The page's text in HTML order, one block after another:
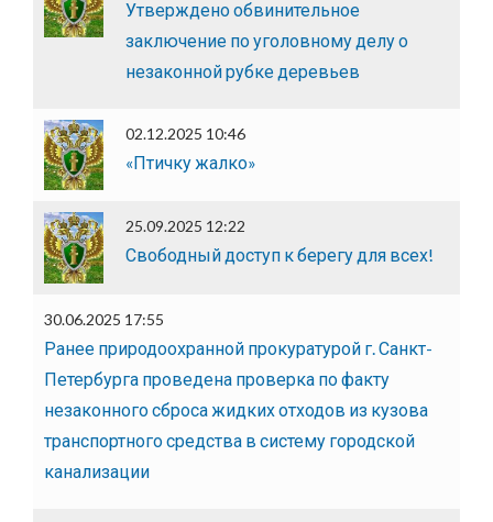
Утверждено обвинительное
заключение по уголовному делу о
незаконной рубке деревьев
02.12.2025 10:46
«Птичку жалко»
25.09.2025 12:22
Свободный доступ к берегу для всех!
30.06.2025 17:55
Ранее природоохранной прокуратурой г. Санкт-
Петербурга проведена проверка по факту
незаконного сброса жидких отходов из кузова
транспортного средства в систему городской
канализации